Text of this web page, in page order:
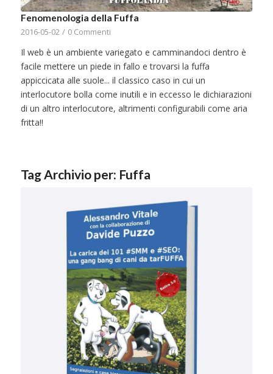
Fenomenologia della Fuffa
2016-05-02 / 0 Commenti
Il web è un ambiente variegato e camminandoci dentro è
facile mettere un piede in fallo e trovarsi la fuffa
appiccicata alle suole... il classico caso in cui un
interlocutore bolla come inutili e in eccesso le dichiarazioni
di un altro interlocutore, altrimenti configurabili come aria
fritta!!
Tag Archivio per: Fuffa